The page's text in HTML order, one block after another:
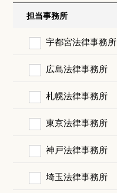
担当事務所
宇都宮法律事務所
広島法律事務所
札幌法律事務所
東京法律事務所
神戸法律事務所
埼玉法律事務所